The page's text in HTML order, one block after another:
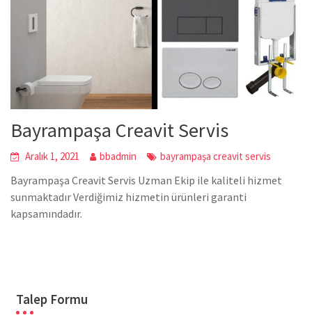
Bayrampaşa Creavit Servis
Aralık 1, 2021 bbadmin bayrampaşa creavit servis
Bayrampaşa Creavit Servis Uzman Ekip ile kaliteli hizmet
sunmaktadır Verdiğimiz hizmetin ürünleri garanti
kapsamındadır.
Talep Formu